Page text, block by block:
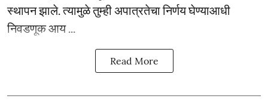
स्थापन झाले. त्यामुळे तुम्ही अपात्रतेचा निर्णय घेण्याआधी
निवडणूक आय ...
Read More